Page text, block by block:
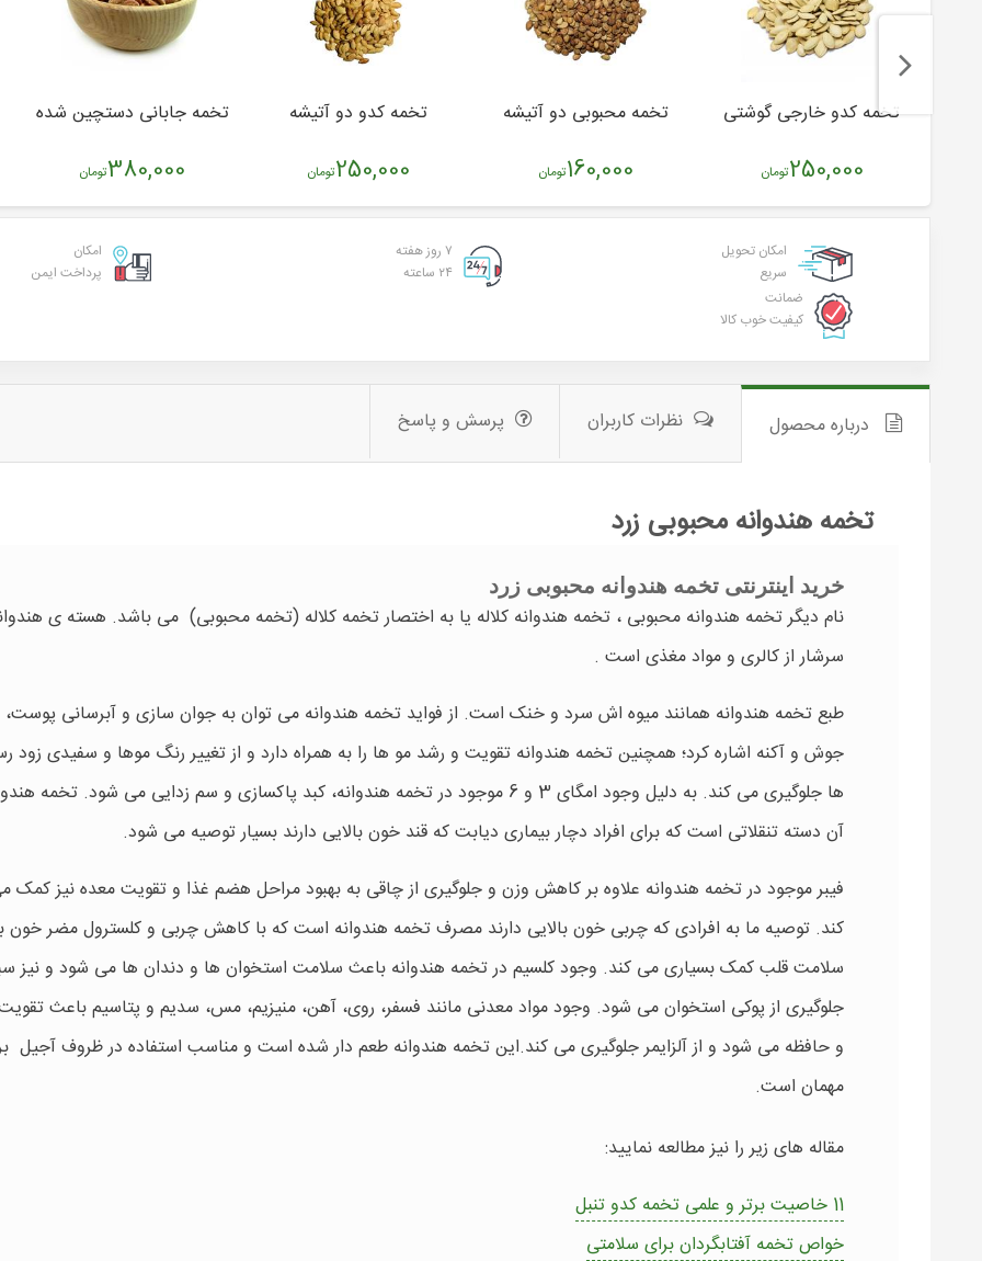
تخمه کدو خارجی گوشتی
250,000تومان
تخمه محبوبی دو آتیشه
160,000تومان
تخمه کدو دو آتیشه
250,000تومان
تخمه جابانی دستچین شده
380,000تومان
امکان تحویل
سریع
۷ روز هفته
۲۴ ساعته
امکان
پرداخت ایمن
ضمانت
کیفیت خوب کالا
درباره محصول نظرات کاربران پرسش و پاسخ
تخمه هندوانه محبوبی زرد
خرید اینترنتی تخمه هندوانه محبوبی زرد
نام دیگر تخمه هندوانه محبوبی ، تخمه هندوانه کلاله یا به اختصار تخمه کلاله (تخمه محبوبی) می باشد. هسته ی
سرشار از کالری و مواد مغذی است .
طبع تخمه هندوانه همانند میوه اش سرد و خنک است. از فواید تخمه هندوانه می توان به جوان سازی و آبرسانی پوست،
جوش و آکنه اشاره کرد؛ همچنین تخمه هندوانه تقویت و رشد مو ها را به همراه دارد و از تغییر رنگ موها و سفیدی زود
ها جلوگیری می کند. به دلیل وجود امگای 3 و 6 موجود در تخمه هندوانه، کبد پاکسازی و سم زدایی می شود. تخمه
آن دسته تنقلاتی است که برای افراد دچار بیماری دیابت که قند خون بالایی دارند بسیار توصیه می شود.
فیبر موجود در تخمه هندوانه علاوه بر کاهش وزن و جلوگیری از چاقی به بهبود مراحل هضم غذا و تقویت معده نیز کمک
کند. توصیه ما به افرادی که چربی خون بالایی دارند مصرف تخمه هندوانه است که با کاهش چربی و کلسترول مضر خون
سلامت قلب کمک بسیاری می کند. وجود کلسیم در تخمه هندوانه باعث سلامت استخوان ها و دندان ها می شود و نیز
جلوگیری از پوکی استخوان می شود. وجود مواد معدنی مانند فسفر، روی، آهن، منیزیم، مس، سدیم و پتاسیم باعث
و حافظه می شود و از آلزایمر جلوگیری می کند.این تخمه هندوانه طعم دار شده است و مناسب استفاده در ظروف آجیل
مهمان است.
مقاله های زیر را نیز مطالعه نمایید:
11 خاصیت برتر و علمی تخمه کدو تنبل
خواص تخمه آفتابگردان برای سلامتی